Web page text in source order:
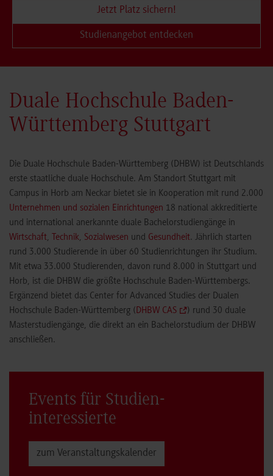
Jetzt Platz sichern!
Studienangebot entdecken
Duale Hochschule Baden-
Württemberg Stuttgart
Die Duale Hochschule Baden-Württemberg (DHBW) ist Deutschlands
erste staatliche duale Hochschule. Am Standort Stuttgart mit
Campus in Horb am Neckar bietet sie in Kooperation mit rund 2.000
Unternehmen und sozialen Einrichtungen 18 national akkreditierte
und international anerkannte duale Bachelorstudiengänge in
Wirtschaft, Technik, Sozialwesen und Gesundheit. Jährlich starten
rund 3.000 Studierende in über 60 Studienrichtungen ihr Studium.
Mit etwa 33.000 Studierenden, davon rund 8.000 in Stuttgart und
Horb, ist die DHBW die größte Hochschule Baden-Württembergs.
Ergänzend bietet das Center for Advanced Studies der Dualen
Hochschule Baden-Württemberg (DHBW CAS
) rund 30 duale
Masterstudiengänge, die direkt an ein Bachelorstudium der DHBW
anschließen.
Events für Studien­
interessierte
zum Veranstaltungs­kalender